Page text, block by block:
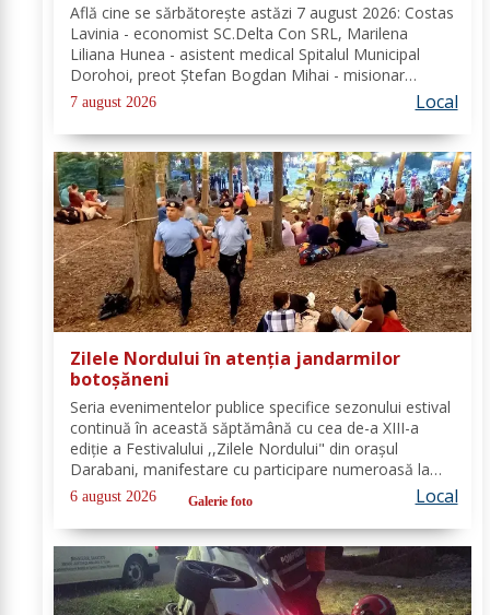
Află cine se sărbătoreşte astăzi 7 august 2026: Costas
Lavinia - economist SC.Delta Con SRL, Marilena
Liliana Hunea - asistent medical Spitalul Municipal
Dorohoi, preot Ștefan Bogdan Mihai - misionar
protopopesc Protopopiatul Dorohoi, Marcela Simona
Vieru - profesor Grup Școlar Alexandru Vlahuță...
7 august 2026 Local
Zilele Nordului în atenția jandarmilor
botoșăneni
Seria evenimentelor publice specifice sezonului estival
continuă în această săptămână cu cea de-a XIII-a
ediție a Festivalului ,,Zilele Nordului" din orașul
Darabani, manifestare cu participare numeroasă la
care Inspectoratul de Jandarmi Județean Botoșani, în
cooperare cu partenerii instituționali,...
6 august 2026 Galerie foto Local